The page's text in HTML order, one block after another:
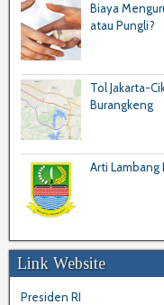
Biaya
atau Pungli?
Tol Jakarta-
Burangkeng
Arti Lambang
Link Website
Presiden RI